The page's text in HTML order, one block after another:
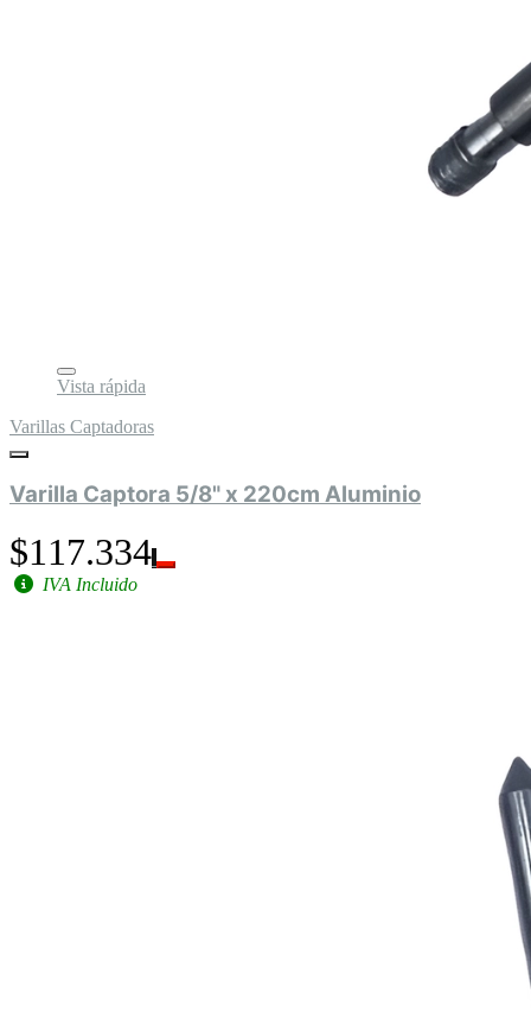
Vista rápida
Varillas Captadoras
Varilla Captora 5/8" x 220cm Aluminio
$117.334
IVA Incluido